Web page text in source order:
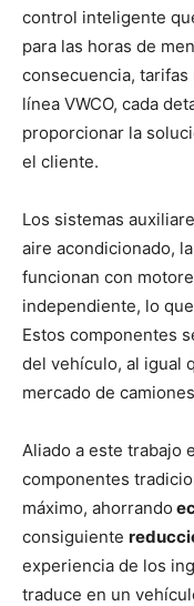
control inteligente
para las horas de
consecuencia,
línea VWCO, cada
proporcionar la
el cliente.
Los sistemas
aire acondicionado,
funcionan con
independiente, lo
Estos componentes
del vehículo, al igual
mercado de
Aliado a este trabajo
componentes
máximo, ahorrando
consiguiente
experiencia de los
traduce en un